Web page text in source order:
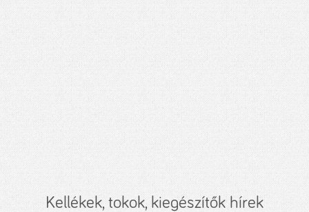
Kellékek, tokok, kiegészítők hírek